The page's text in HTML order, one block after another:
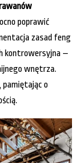
poprawić
zasad feng
kontrowersyjna –
wnętrza.
pamiętając o